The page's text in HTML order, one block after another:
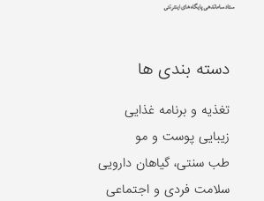
دسته بندی ها
تغذیه و برنامه غذایی
زیبایی پوست و مو
طب سنتی، گیاهان دارویی
سلامت فردی و اجتماعی